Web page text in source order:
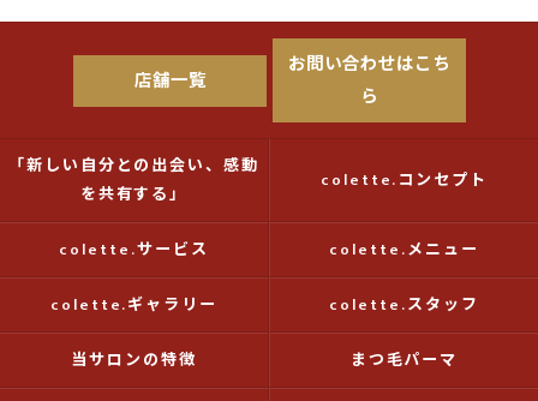
店舗一覧
お問い合わせはこち
ら
「新しい自分との出会い、感動
を共有する」
colette.コンセプト
colette.サービス colette.メニュー
colette.ギャラリー colette.スタッフ
当サロンの特徴 まつ毛パーマ